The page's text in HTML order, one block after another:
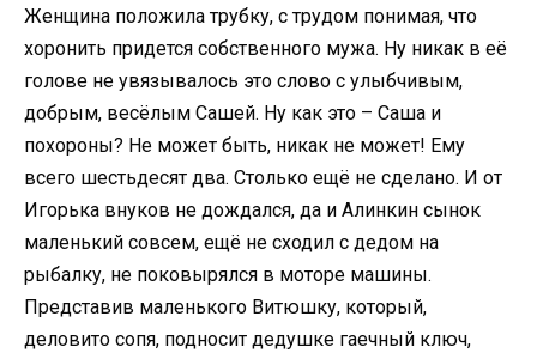
Женщина положила трубку, с трудом понимая, что
хоронить придется собственного мужа. Ну никак в её
голове не увязывалось это слово с улыбчивым,
добрым, весёлым Сашей. Ну как это – Саша и
похороны? Не может быть, никак не может! Ему
всего шестьдесят два. Столько ещё не сделано. И от
Игорька внуков не дождался, да и Алинкин сынок
маленький совсем, ещё не сходил с дедом на
рыбалку, не поковырялся в моторе машины.
Представив маленького Витюшку, который,
деловито сопя, подносит дедушке гаечный ключ,